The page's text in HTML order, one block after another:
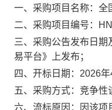
一、采购项目名称： 全
二、采购项目编号 ：
三、采购公告发布日期
易平台》上发布；
四、开标日期： 2026年
五、采购方式： 竞争性
六、流标原因：
因该项